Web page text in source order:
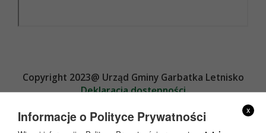
Copyright 2023@ Urząd Gminy Garbatka Letnisko
Deklaracja dostępności
x
Informacje o Polityce Prywatności